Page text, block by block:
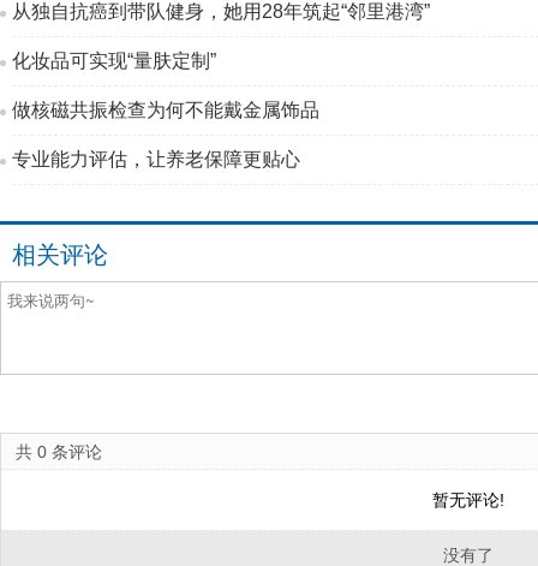
从独自抗癌到带队健身，她用28年筑起“邻里港湾”
化妆品可实现“量肤定制”
做核磁共振检查为何不能戴金属饰品
专业能力评估，让养老保障更贴心
相关评论
共 0 条评论
暂无评论!
没有了